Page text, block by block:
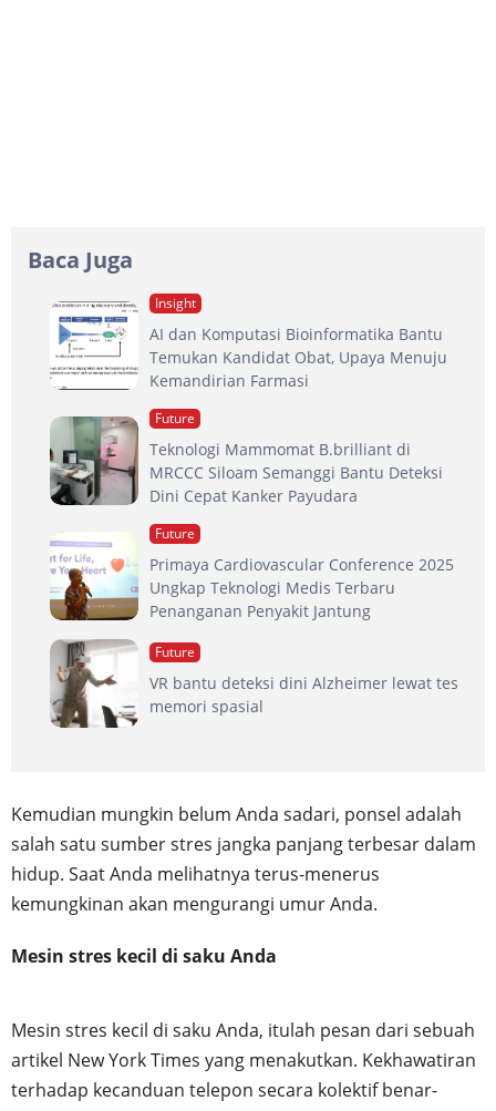
Baca Juga
Insight
AI dan Komputasi Bioinformatika Bantu
Temukan Kandidat Obat, Upaya Menuju
Kemandirian Farmasi
Future
Teknologi Mammomat B.brilliant di
MRCCC Siloam Semanggi Bantu Deteksi
Dini Cepat Kanker Payudara
Future
Primaya Cardiovascular Conference 2025
Ungkap Teknologi Medis Terbaru
Penanganan Penyakit Jantung
Future
VR bantu deteksi dini Alzheimer lewat tes
memori spasial
Kemudian mungkin belum Anda sadari, ponsel adalah
salah satu sumber stres jangka panjang terbesar dalam
hidup. Saat Anda melihatnya terus-menerus
kemungkinan akan mengurangi umur Anda.
Mesin stres kecil di saku Anda
Mesin stres kecil di saku Anda, itulah pesan dari sebuah
artikel New York Times yang menakutkan. Kekhawatiran
terhadap kecanduan telepon secara kolektif benar-